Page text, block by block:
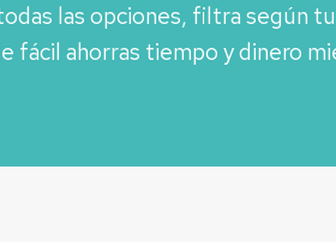
las opciones, filtra según
fácil ahorras tiempo y dinero